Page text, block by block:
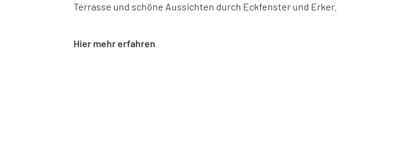
Terrasse und schöne Aussichten durch Eckfenster und Erker.
Hier mehr erfahren